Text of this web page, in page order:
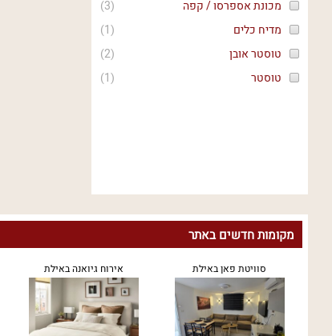
(
3
)
מכונת אספרסו / קפה
(
1
)
מדיח כלים
(
2
)
טוסטר אובן
(
1
) טוסטר
מקומות חדשים באתר
סוויטת פאן באילת אירוח גיואנה באילת